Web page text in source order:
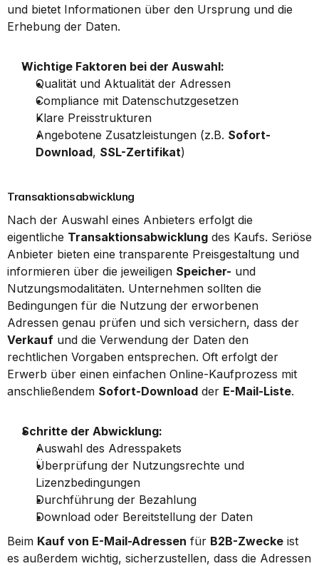
und bietet Informationen über den Ursprung und die
Erhebung der Daten.
Wichtige Faktoren bei der Auswahl:
Qualität und Aktualität der Adressen
Compliance mit Datenschutzgesetzen
Klare Preisstrukturen
Angebotene Zusatzleistungen (z.B. Sofort-
Download, SSL-Zertifikat)
Transaktionsabwicklung
Nach der Auswahl eines Anbieters erfolgt die
eigentliche Transaktionsabwicklung des Kaufs. Seriöse
Anbieter bieten eine transparente Preisgestaltung und
informieren über die jeweiligen Speicher- und
Nutzungsmodalitäten. Unternehmen sollten die
Bedingungen für die Nutzung der erworbenen
Verkauf und die Verwendung der Daten den
rechtlichen Vorgaben entsprechen. Oft erfolgt der
Erwerb über einen einfachen Online-Kaufprozess mit
anschließendem Sofort-Download der E-Mail-Liste.
Schritte der Abwicklung:
Auswahl des Adresspakets
Überprüfung der Nutzungsrechte und
Lizenzbedingungen
Durchführung der Bezahlung
Download oder Bereitstellung der Daten
Beim Kauf von E-Mail-Adressen für B2B-Zwecke ist
es außerdem wichtig, sicherzustellen, dass die Adressen